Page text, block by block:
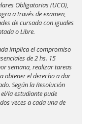
Obligatorias (UCO),
a través de examen,
de cursada con iguales
o Libre.
implica el compromiso
de 2 hs. 15
semana, realizar tareas
obtener el derecho a dar
Según la Resolución
la estudiante pude
veces a cada una de